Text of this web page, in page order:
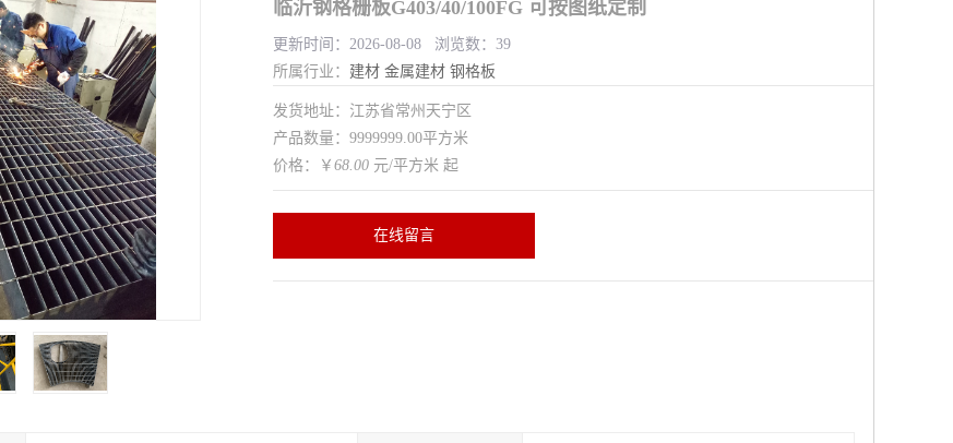
临沂钢格栅板G403/40/100FG 可按图纸定制
更新时间：2026-08-08 浏览数：39
所属行业： 建材 金属建材 钢格板
发货地址：江苏省常州天宁区
产品数量：9999999.00平方米
价格：￥ 68.00 元/平方米 起
在线留言